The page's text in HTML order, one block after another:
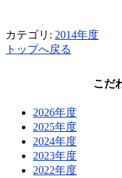
カテゴリ: 2014年度
トップへ戻る
こだ
2026年度
2025年度
2024年度
2023年度
2022年度